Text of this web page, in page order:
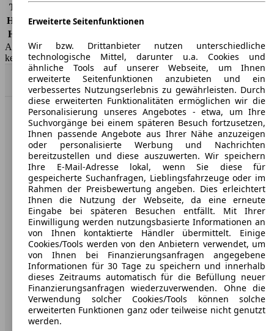
Teilkasko
Haftpflicht -
HSN/TSN
AutoScout24 GmbH übernimmt für die Richtigkeit der Angaben
keine Gewähr.
Nach Oben
AutoScout24: Europaweit der größte Online-Automarkt.
Unternehmen
Über AutoScout24
Presse
Karriere
Werbung
AGB
Datenschutz
Impressum
Erklärung zur Barrierefreiheit
Erweiterte Seitenfunktionen
Wir bzw. Drittanbieter nutzen unterschiedliche
technologische Mittel, darunter u.a. Cookies und
ähnliche Tools auf unserer Webseite, um Ihnen
erweiterte Seitenfunktionen anzubieten und ein
verbessertes Nutzungserlebnis zu gewährleisten. Durch
diese erweiterten Funktionalitäten ermöglichen wir die
Personalisierung unseres Angebotes - etwa, um Ihre
Suchvorgänge bei einem späteren Besuch fortzusetzen,
Ihnen passende Angebote aus Ihrer Nähe anzuzeigen
oder personalisierte Werbung und Nachrichten
bereitzustellen und diese auszuwerten. Wir speichern
Ihre E-Mail-Adresse lokal, wenn Sie diese für
gespeicherte Suchanfragen, Lieblingsfahrzeuge oder im
Rahmen der Preisbewertung angeben. Dies erleichtert
Ihnen die Nutzung der Webseite, da eine erneute
Eingabe bei späteren Besuchen entfällt. Mit Ihrer
Einwilligung werden nutzungsbasierte Informationen an
von Ihnen kontaktierte Händler übermittelt. Einige
Cookies/Tools werden von den Anbietern verwendet, um
von Ihnen bei Finanzierungsanfragen angegebene
Informationen für 30 Tage zu speichern und innerhalb
dieses Zeitraums automatisch für die Befüllung neuer
Finanzierungsanfragen wiederzuverwenden. Ohne die
Verwendung solcher Cookies/Tools können solche
erweiterten Funktionen ganz oder teilweise nicht genutzt
werden.